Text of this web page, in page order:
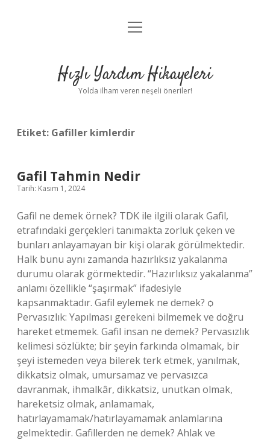
Anasayfa
Yasal Uyarı
menüyü
Hızlı Yardım Hikayeleri
Yolda ilham veren neşeli öneriler!
Etiket: Gafiller kimlerdir
Gafil Tahmin Nedir
Tarih: Kasım 1, 2024
Gafil ne demek örnek? TDK ile ilgili olarak Gafil,
etrafındaki gerçekleri tanımakta zorluk çeken ve
bunları anlayamayan bir kişi olarak görülmektedir.
Halk bunu aynı zamanda hazırlıksız yakalanma
durumu olarak görmektedir. “Hazırlıksız yakalanma”
anlamı özellikle “şaşırmak” ifadesiyle
kapsanmaktadır. Gafil eylemek ne demek? ѻ
Pervasızlık: Yapılması gerekeni bilmemek ve doğru
hareket etmemek. Gafil insan ne demek? Pervasızlık
kelimesi sözlükte; bir şeyin farkında olmamak, bir
şeyi istemeden veya bilerek terk etmek, yanılmak,
dikkatsiz olmak, umursamaz ve pervasızca
davranmak, ihmalkâr, dikkatsiz, unutkan olmak,
hareketsiz olmak, anlamamak,
hatırlayamamak/hatırlayamamak anlamlarına
gelmektedir. Gafillerden ne demek? Ahlak ve